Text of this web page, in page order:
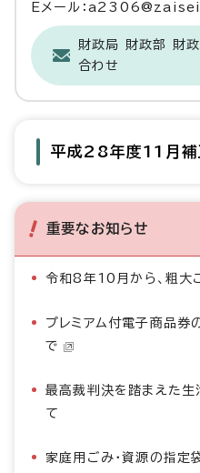
Eメール：
財政局 財政部 財
合わせ
平成28年度11月補
重要なお知らせ
令和8年10月から、粗大
プレミアム付電子商品券
で
最高裁判決を踏まえた
て
家庭用ごみ・資源の指定